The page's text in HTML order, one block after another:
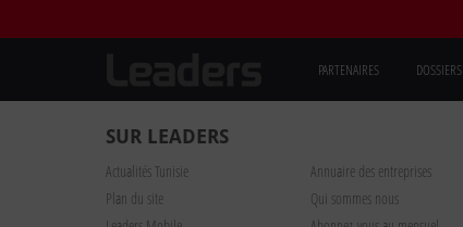
PARTENAIRES DOSSIERS
SUR LEADERS
Actualités Tunisie Annuaire des entreprises
Plan du site
Qui sommes nous